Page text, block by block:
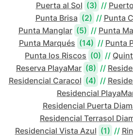
Puerta al Sol (3) //
Punta Brisa (2) // Punta
Punta Manglar (5) // Punta
Punta Marqués (14) // Punta
Punta los Riscos (0) //
Reserva PlayaMar (8) //
Residencial Caracol (4) //
Residencial
Residencial Puerta
Residencial Terrasol
Residencial Vista Azul (1) //